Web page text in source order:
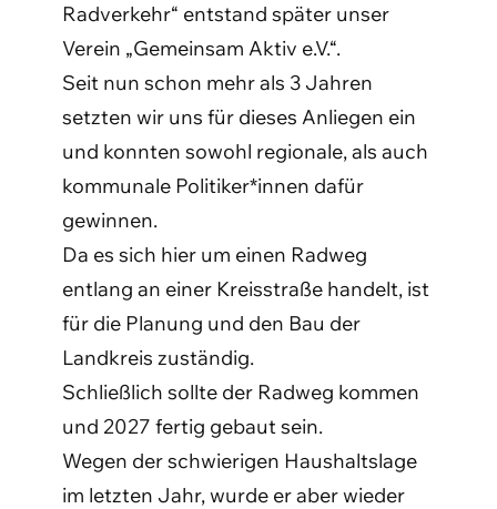
Radverkehr“ entstand später unser
Verein „Gemeinsam Aktiv e.V.“.
Seit nun schon mehr als 3 Jahren
setzten wir uns für dieses Anliegen ein
und konnten sowohl regionale, als auch
kommunale Politiker*innen dafür
gewinnen.
Da es sich hier um einen Radweg
entlang an einer Kreisstraße handelt, ist
für die Planung und den Bau der
Landkreis zuständig.
Schließlich sollte der Radweg kommen
und 2027 fertig gebaut sein.
Wegen der schwierigen Haushaltslage
im letzten Jahr, wurde er aber wieder